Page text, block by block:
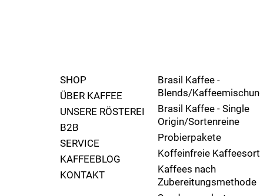
SHOP
Brasil Kaffee -
Blends/
Brasil Kaffee - Single
Origin/Sortenreine
Probierpakete
Koffeinfreie
Kaffees nach
Zubereitungsmethode
ÜBER KAFFEE
UNSERE RÖSTEREI
B2B
SERVICE
KAFFEEBLOG
KONTAKT